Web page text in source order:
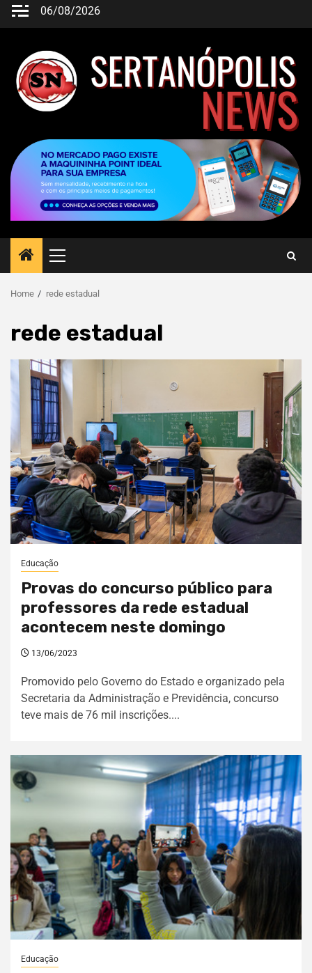
06/08/2026
Home rede estadual
rede estadual
Educação
Provas do concurso público para
professores da rede estadual
acontecem neste domingo
13/06/2023
Promovido pelo Governo do Estado e organizado pela
Secretaria da Administração e Previdência, concurso
teve mais de 76 mil inscrições....
Educação